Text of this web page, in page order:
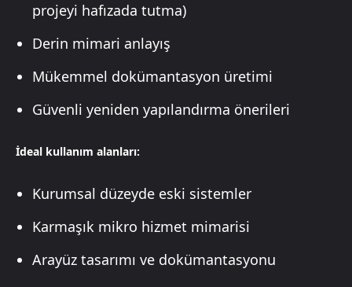
projeyi hafızada tutma)
Derin mimari anlayış
Mükemmel dokümantasyon üretimi
Güvenli yeniden yapılandırma önerileri
İdeal kullanım alanları:
Kurumsal düzeyde eski sistemler
Karmaşık mikro hizmet mimarisi
Arayüz tasarımı ve dokümantasyonu